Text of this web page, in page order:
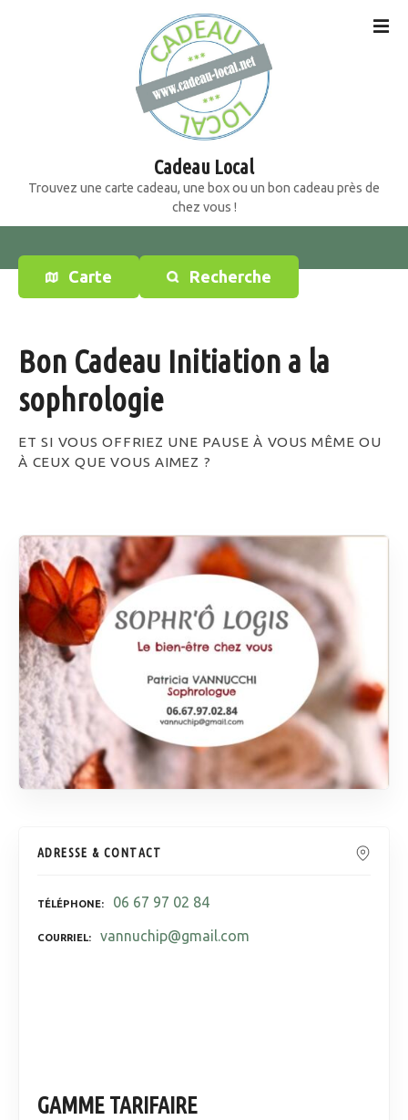
e
t
Cadeau Local
Trouvez une carte cadeau, une box ou un bon cadeau près de
chez vous !
Carte Recherche
Bon Cadeau Initiation a la
sophrologie
ET SI VOUS OFFRIEZ UNE PAUSE À VOUS MÊME OU
À CEUX QUE VOUS AIMEZ ?
ADRESSE & CONTACT
TÉLÉPHONE 06 67 97 02 84
COURRIEL vannuchip@gmail.com
GAMME TARIFAIRE